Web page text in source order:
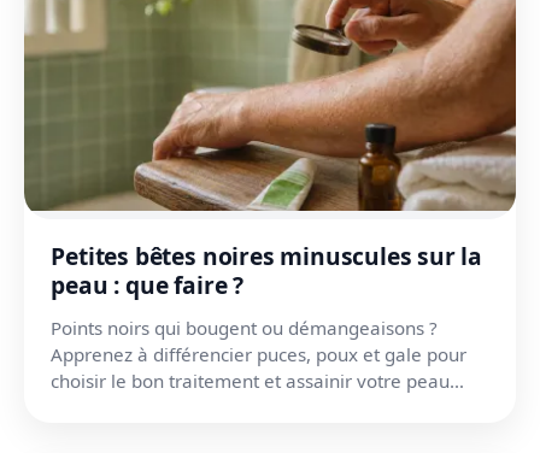
Petites bêtes noires minuscules sur la
peau : que faire ?
Points noirs qui bougent ou démangeaisons ?
Apprenez à différencier puces, poux et gale pour
choisir le bon traitement et assainir votre peau